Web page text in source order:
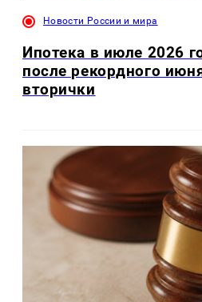
Новости России и мира
Ипотека в июле 2026
после рекордного
вторички